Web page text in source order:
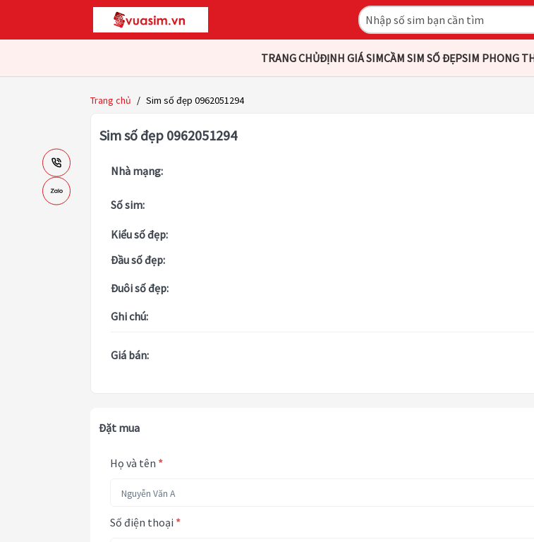
TRANG CHỦĐỊNH GIÁ SIMCẦM SIM SỐ ĐẸPSIM PHONG
Trang chủ / Sim số đẹp 0962051294
Sim số đẹp 0962051294
Nhà mạng:
Số sim:
Kiểu số đẹp:
Đầu số đẹp:
Đuôi số đẹp:
Ghi chú:
Giá bán:
Đặt mua
Họ và tên *
Số điện thoại *